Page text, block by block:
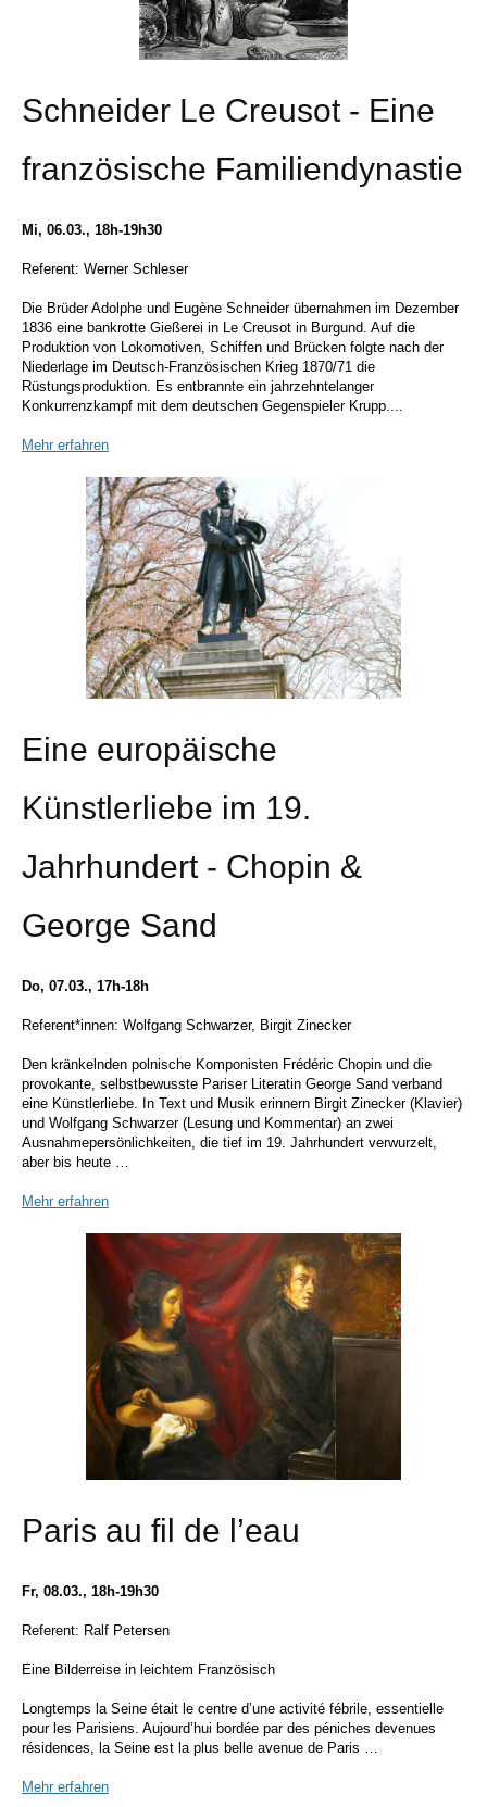
Schneider Le Creusot - Eine
französische Familiendynastie
Mi, 06.03., 18h-19h30
Referent: Werner Schleser
Die Brüder Adolphe und Eugène Schneider übernahmen im Dezember
1836 eine bankrotte Gießerei in Le Creusot in Burgund. Auf die
Produktion von Lokomotiven, Schiffen und Brücken folgte nach der
Niederlage im Deutsch-Französischen Krieg 1870/71 die
Rüstungsproduktion. Es entbrannte ein jahrzehntelanger
Konkurrenzkampf mit dem deutschen Gegenspieler Krupp....
Mehr erfahren
Eine europäische
Künstlerliebe im 19.
Jahrhundert - Chopin &
George Sand
Do, 07.03., 17h-18h
Referent*innen: Wolfgang Schwarzer, Birgit Zinecker
Den kränkelnden polnische Komponisten Frédéric Chopin und die
provokante, selbstbewusste Pariser Literatin George Sand verband
eine Künstlerliebe. In Text und Musik erinnern Birgit Zinecker (Klavier)
und Wolfgang Schwarzer (Lesung und Kommentar) an zwei
Ausnahmepersönlichkeiten, die tief im 19. Jahrhundert verwurzelt,
aber bis heute …
Mehr erfahren
Paris au fil de l’eau
Fr, 08.03., 18h-19h30
Referent: Ralf Petersen
Eine Bilderreise in leichtem Französisch
Longtemps la Seine était le centre d’une activité fébrile, essentielle
pour les Parisiens. Aujourd’hui bordée par des péniches devenues
résidences, la Seine est la plus belle avenue de Paris …
Mehr erfahren